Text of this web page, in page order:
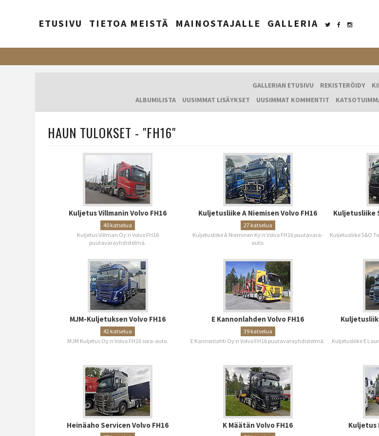
ETUSIVU TIETOA MEISTÄ MAINOSTAJALLE GALLERIA
GALLERIAN ETUSIVU REKISTERÖIDY
ALBUMILISTA
UUSIMMAT LISÄYKSET UUSIMMAT KOMMENTIT
HAUN TULOKSET - "FH16"
Kuljetus Villmanin Volvo FH16
40 katselua
Kuljetus Villman Oy:n Volvo FH16
puutavarayhdistelmä.
Kuljetusliike A Niemisen Volvo FH16
27 katselua
Kuljetusliike A Nieminen Ky:n Volvo FH16 puutavara-
auto.
Kuljetusliike
Kuljetusliike S&O
MJM-Kuljetuksen Volvo FH16
42 katselua
MJM Kuljetus Oy:n Volvo FH16 sora-auto.
E Kannonlahden Volvo FH16
39 katselua
E Kannonlahti Oy:n Volvo FH16 puutavarayhdistelmä.
Kuljetusliike E
Heinäaho Servicen Volvo FH16 K Määtän Volvo FH16 Kuljetus